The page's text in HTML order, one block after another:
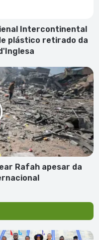
Intercontinental
plástico retirado da
Rafah apesar da